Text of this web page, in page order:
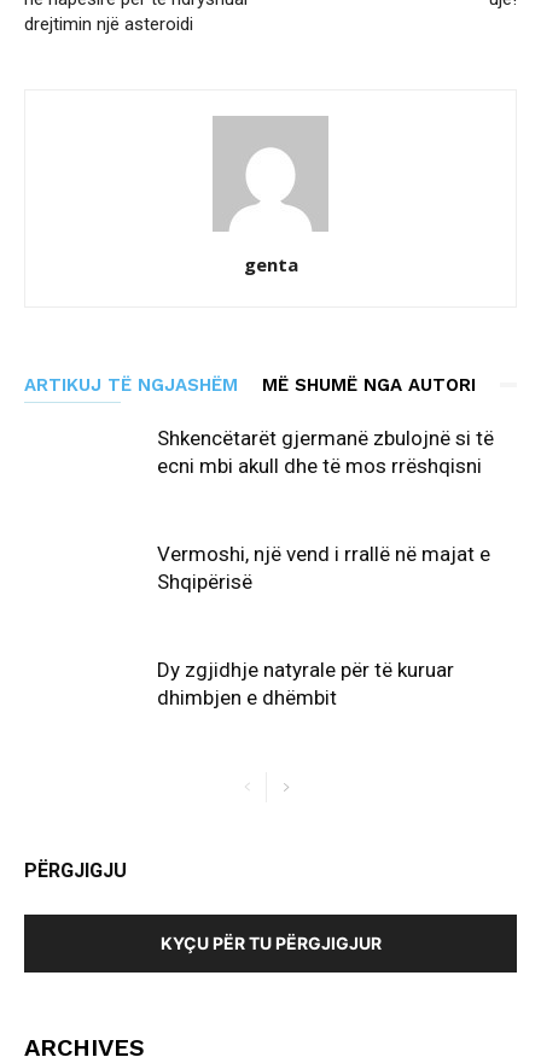
drejtimin një asteroidi
genta
ARTIKUJ TË NGJASHËM MË SHUMË NGA AUTORI
Shkencëtarët gjermanë zbulojnë si të
ecni mbi akull dhe të mos rrëshqisni
Vermoshi, një vend i rrallë në majat e
Shqipërisë
Dy zgjidhje natyrale për të kuruar
dhimbjen e dhëmbit
PËRGJIGJU
KYÇU PËR TU PËRGJIGJUR
ARCHIVES